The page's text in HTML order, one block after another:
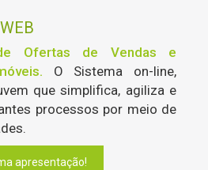
Ofertas de Vendas e
O Sistema on-line,
que simplifica, agiliza e
processos por meio de
apresentação!